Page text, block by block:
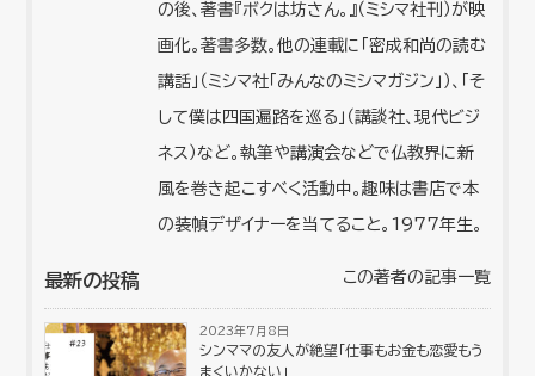
の後、著書『ボクは坊さん。』（ミシマ社刊）が映
画化。著書多数。他の連載に「密成和尚の読む
講話」（ミシマ社「みんなのミシマガジン」）、「そ
して僕は四国遍路を巡る」（講談社、現代ビジ
ネス）など。執筆や講演会などで仏教界に新
風を巻き起こすべく活動中。趣味は書店で本
の装幀デザイナーを当てること。1977年生。
最新の投稿 この著者の記事一覧
2023年7月8日
シンママの友人が絶望「仕事もお金も恋愛もう
まくいかない」